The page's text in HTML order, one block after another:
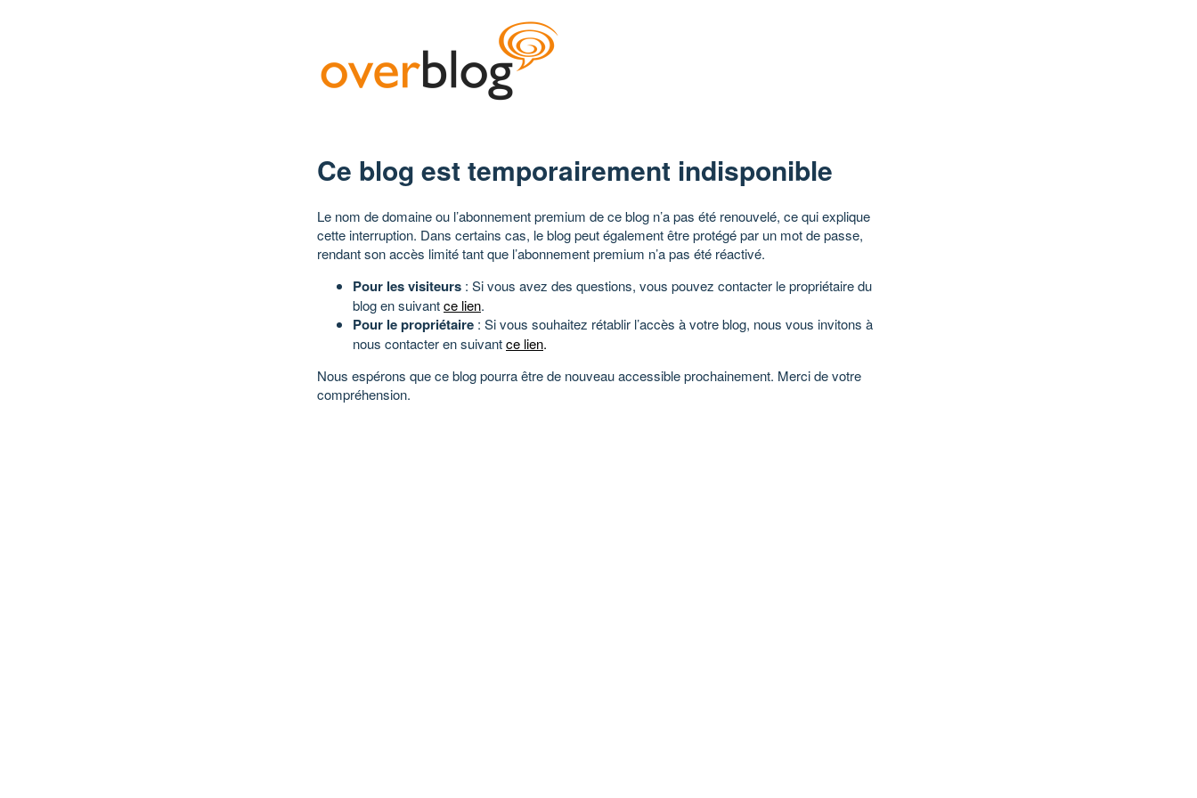
Ce blog est temporairement indisponible
Le nom de domaine ou l’abonnement premium de ce blog n’a pas été renouvelé, ce qui explique
cette interruption. Dans certains cas, le blog peut également être protégé par un mot de passe,
rendant son accès limité tant que l’abonnement premium n’a pas été réactivé.
Pour les visiteurs : Si vous avez des questions, vous pouvez contacter le propriétaire du
blog en suivantce lien.
Pour le propriétaire : Si vous souhaitez rétablir l’accès à votre blog, nous vous invitons à
nous contacter en suivantce lien.
Nous espérons que ce blog pourra être de nouveau accessible prochainement. Merci de votre
compréhension.